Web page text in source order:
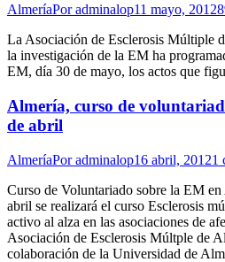
AlmeríaPoradminalop11 mayo, 2012
La Asociación de Esclerosis Múltiple
la investigación de la EM ha
EM, día 30 de mayo, los actos que
Almería, curso de
de abril
AlmeríaPoradminalop16 abril, 20121
Curso de Voluntariado sobre la EM
abril se realizará el curso Esclerosis
activo al alza en las asociaciones de
Asociación de Esclerosis Múltple de
colaboración de la Universidad de